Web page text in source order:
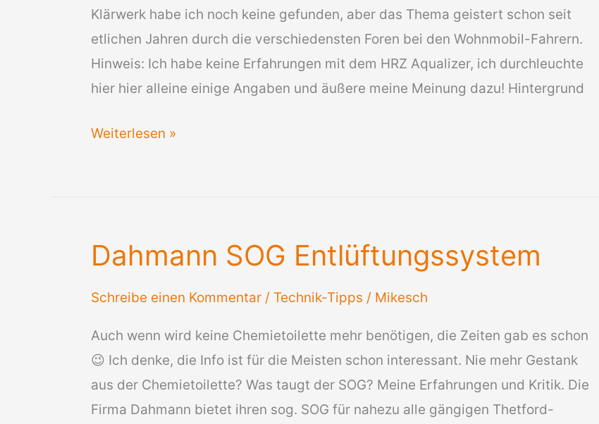
Klärwerk habe ich noch keine gefunden, aber das Thema geistert schon seit
etlichen Jahren durch die verschiedensten Foren bei den Wohnmobil-Fahrern.
Hinweis: Ich habe keine Erfahrungen mit dem HRZ Aqualizer, ich durchleuchte
hier hier alleine einige Angaben und äußere meine Meinung dazu! Hintergrund
HRZ
Weiterlesen »
Dahmann SOG Entlüftungssystem
Schreibe einen Kommentar / Technik-Tipps / Mikesch
Auch wenn wird keine Chemietoilette mehr benötigen, die Zeiten gab es schon
😉 Ich denke, die Info ist für die Meisten schon interessant. Nie mehr Gestank
aus der Chemietoilette? Was taugt der SOG? Meine Erfahrungen und Kritik. Die
Firma Dahmann bietet ihren sog. SOG für nahezu alle gängigen Thetford-